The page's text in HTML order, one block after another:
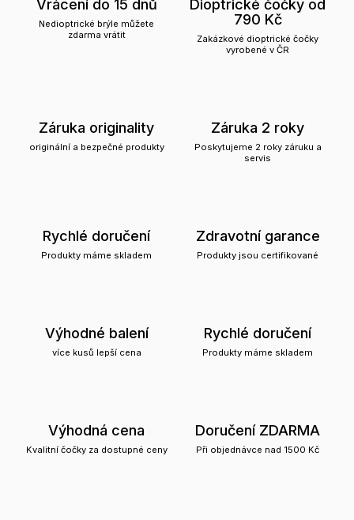
Vrácení do 15 dnů
Nedioptrické brýle můžete
zdarma vrátit
Dioptrické čočky od
790 Kč
Zakázkové dioptrické čočky
vyrobené v ČR
Záruka originality
originální a bezpečné produkty
Záruka 2 roky
Poskytujeme 2 roky záruku a
servis
Rychlé doručení
Produkty máme skladem
Zdravotní garance
Produkty jsou certifikované
Výhodné balení
více kusů lepší cena
Rychlé doručení
Produkty máme skladem
Výhodná cena
Kvalitní čočky za dostupné ceny
Doručení ZDARMA
Při objednávce nad 1500 Kč